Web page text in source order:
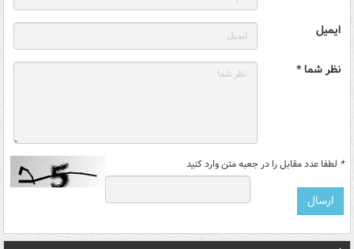
ایمیل
نظر شما *
* لطفا عدد مقابل را در جعبه متن وارد کنید